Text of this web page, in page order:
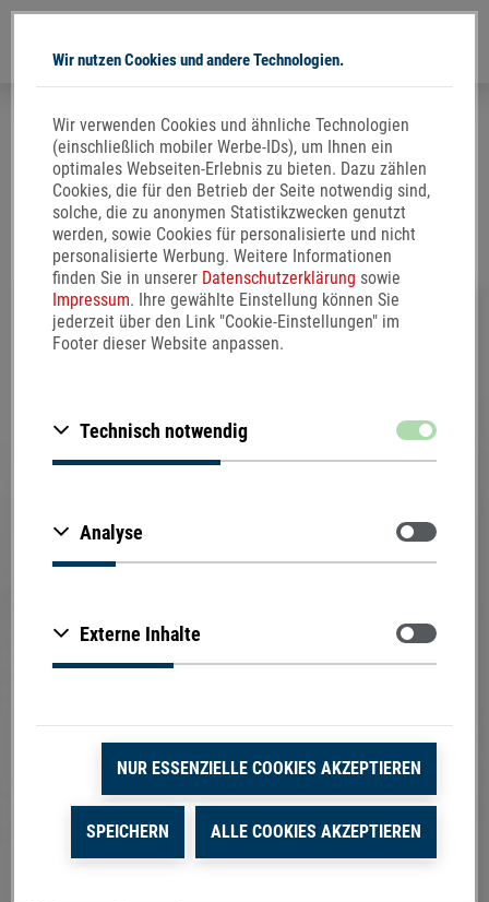
Jetzt Ihr kostenloses TELCOR
Arginin plus Infopaket inkl. Muster
anfordern
Vielen Dank für Ihr Interesse an TELCOR®Arginin plus.
Wenn Sie online mehr über Arginin oder unsere
Nährstoffkombination erfahren möchten, klicken Sie sich
Wir nutzen Cookies und andere Technologien.
Wir verwenden Cookies und ähnliche Technologien
(einschließlich mobiler Werbe-IDs), um Ihnen ein
optimales Webseiten-Erlebnis zu bieten. Dazu zählen
Cookies, die für den Betrieb der Seite notwendig sind,
solche, die zu anonymen Statistikzwecken genutzt
werden, sowie Cookies für personalisierte und nicht
personalisierte Werbung. Weitere Informationen
finden Sie in unserer Datenschutzerklärung sowie
Impressum. Ihre gewählte Einstellung können Sie
jederzeit über den Link "Cookie-Einstellungen" im
Footer dieser Website anpassen.
Technisch notwendig
Zustimmen
Analyse
Zustimmen
Externe Inhalte
Zustimmen
NUR ESSENZIELLE COOKIES AKZEPTIEREN
SPEICHERN ALLE COOKIES AKZEPTIEREN